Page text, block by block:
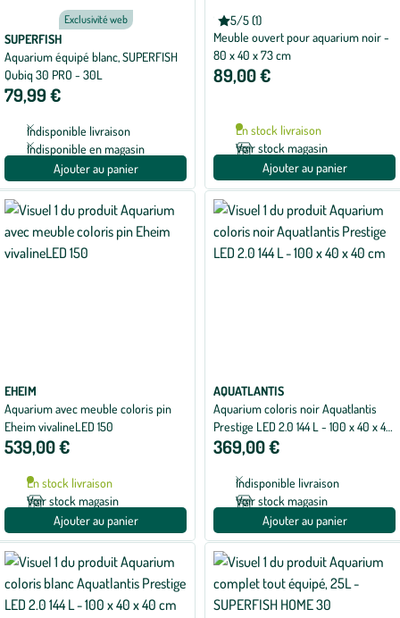
Exclusivité web
SUPERFISH
Aquarium équipé blanc, SUPERFISH
Qubiq 30 PRO - 30L
79,99 €
Indisponible livraison
Indisponible en magasin
Ajouter au panier
5/5 (1)
Note
moyenne
de
5
sur
5
CIANO
Meuble ouvert pour aquarium noir -
80 x 40 x 73 cm
89,00 €
En stock livraison
Voir stock magasin
Ajouter au panier
EHEIM
Aquarium avec meuble coloris pin
Eheim vivalineLED 150
539,00 €
En stock livraison
Voir stock magasin
Ajouter au panier
AQUATLANTIS
Aquarium coloris noir Aquatlantis
Prestige LED 2.0 144 L - 100 x 40 x 40
cm
369,00 €
Indisponible livraison
Voir stock magasin
Ajouter au panier